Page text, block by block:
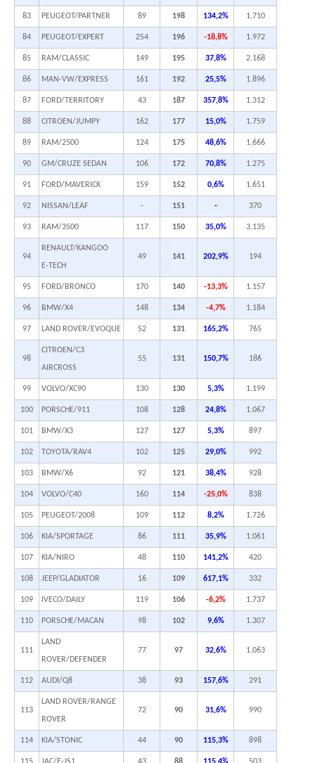
83 PEUGEOT/PARTNER 89 198 134,2% 1.710
84 PEUGEOT/EXPERT 254 196 -18,8% 1.972
85 RAM/CLASSIC 149 195 37,8% 2.168
86 MAN-VW/EXPRESS 161 192 25,5% 1.896
87 FORD/TERRITORY 43 187 357,8% 1.312
88 CITROEN/JUMPY 162 177 15,0% 1.759
89 RAM/2500 124 175 48,6% 1.666
90 GM/CRUZE SEDAN 106 172 70,8% 1.275
91 FORD/MAVERICK 159 152 0,6% 1.651
92 NISSAN/LEAF - 151 - 370
93 RAM/3500 117 150 35,0% 3.135
94
RENAULT/KANGOO
E-TECH
49 141 202,9% 194
95 FORD/BRONCO 170 140 -13,3% 1.157
96 BMW/X4 148 134 -4,7% 1.184
97 LAND ROVER/EVOQUE 52 131 165,2% 765
98
CITROEN/C3
AIRCROSS
55 131 150,7% 186
99 VOLVO/XC90 130 130 5,3% 1.199
100 PORSCHE/911 108 128 24,8% 1.067
101 BMW/X3 127 127 5,3% 897
102 TOYOTA/RAV4 102 125 29,0% 992
103 BMW/X6 92 121 38,4% 928
104 VOLVO/C40 160 114 -25,0% 838
105 PEUGEOT/2008 109 112 8,2% 1.726
106 KIA/SPORTAGE 86 111 35,9% 1.061
107 KIA/NIRO 48 110 141,2% 420
108 JEEP/GLADIATOR 16 109 617,1% 332
109 IVECO/DAILY 119 106 -6,2% 1.737
110 PORSCHE/MACAN 98 102 9,6% 1.307
111
LAND
ROVER/DEFENDER
77 97 32,6% 1.063
112 AUDI/Q8 38 93 157,6% 291
113
LAND ROVER/RANGE
ROVER
72 90 31,6% 990
114 KIA/STONIC 44 90 115,3% 898